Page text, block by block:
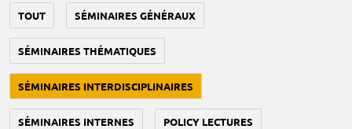
TOUT SÉMINAIRES GÉNÉRAUX
SÉMINAIRES THÉMATIQUES
SÉMINAIRES INTERDISCIPLINAIRES
SÉMINAIRES INTERNES POLICY LECTURES